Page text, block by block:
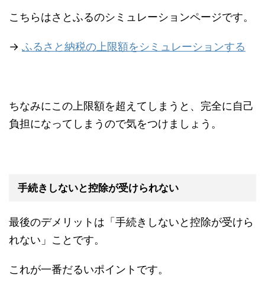
こちらはさとふるのシミュレーションページです。
→ ふるさと納税の上限額をシミュレーションする
ちなみにこの上限額を超えてしまうと、完全に自己
負担になってしまうので気をつけましょう。
手続きしないと控除が受けられない
最後のデメリットは「手続きしないと控除が受けら
れない」ことです。
これが一番だるいポイントです。